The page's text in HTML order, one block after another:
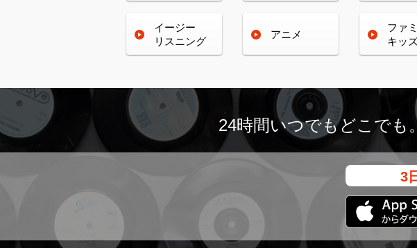
イージー
リスニング
アニメ
ファ
キッ
24時間いつでもどこでも
3